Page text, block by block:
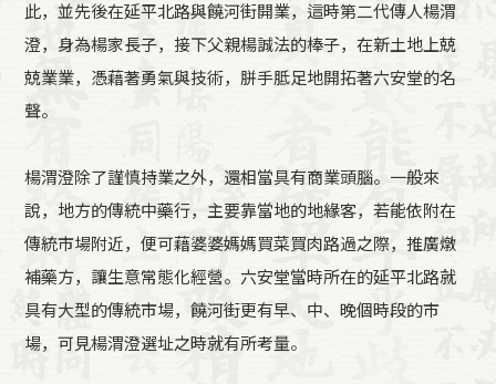
此，並先後在延平北路與饒河街開業，這時第二代傳人楊渭
澄，身為楊家長子，接下父親楊誠法的棒子，在新土地上兢
兢業業，憑藉著勇氣與技術，胼手胝足地開拓著六安堂的名
聲。
楊渭澄除了謹慎持業之外，還相當具有商業頭腦。一般來
說，地方的傳統中藥行，主要靠當地的地緣客，若能依附在
傳統市場附近，便可藉婆婆媽媽買菜買肉路過之際，推廣燉
補藥方，讓生意常態化經營。六安堂當時所在的延平北路就
具有大型的傳統市場，饒河街更有早、中、晚個時段的市
場，可見楊渭澄選址之時就有所考量。